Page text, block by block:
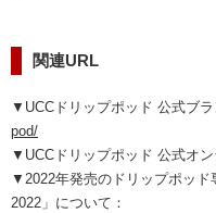
関連URL
▼UCCドリップポッド 公式ブラ
pod/
▼UCCドリップポッド 公式オン
▼2022年発売のドリップポッド
2022」について：